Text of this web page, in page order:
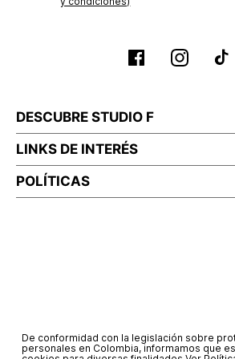
DESCUBRE STUDIO F
LINKS DE INTERÉS
POLÍTICAS
De conformidad con la legislación sobre
personales en Colombia, informamos que